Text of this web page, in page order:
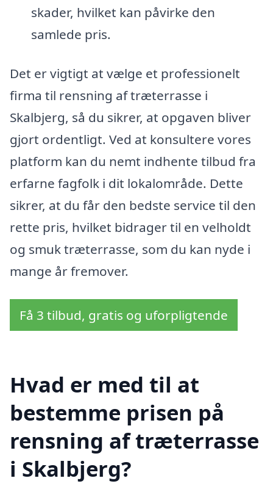
skader, hvilket kan påvirke den
samlede pris.
Det er vigtigt at vælge et professionelt
firma til rensning af træterrasse i
Skalbjerg, så du sikrer, at opgaven bliver
gjort ordentligt. Ved at konsultere vores
platform kan du nemt indhente tilbud fra
erfarne fagfolk i dit lokalområde. Dette
sikrer, at du får den bedste service til den
rette pris, hvilket bidrager til en velholdt
og smuk træterrasse, som du kan nyde i
mange år fremover.
Få 3 tilbud, gratis og uforpligtende
Hvad er med til at
bestemme prisen på
rensning af træterrasse
i Skalbjerg?